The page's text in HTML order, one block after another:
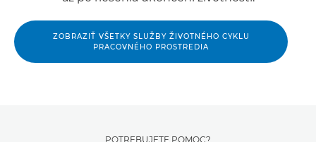
ZOBRAZIŤ VŠETKY SLUŽBY ŽIVOTNÉHO CYKLU
PRACOVNÉHO PROSTREDIA
POTREBUJETE POMOC?